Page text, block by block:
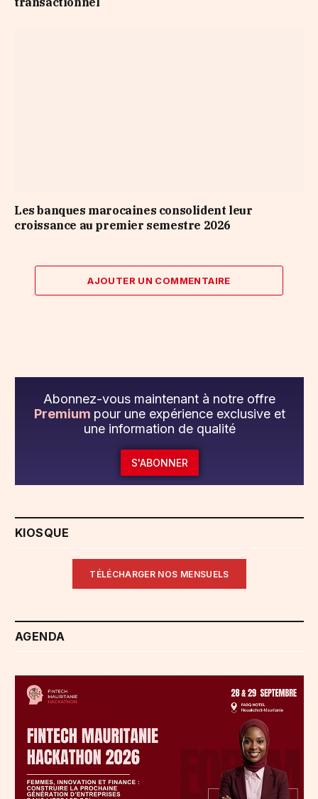
Les banques marocaines consolident leur
croissance au premier semestre 2026
AJOUTER UN COMMENTAIRE
Abonnez-vous maintenant à notre offre
Premium pour une expérience exclusive et
une information de qualité
S'ABONNER
KIOSQUE
TÉLÉCHARGER NOS MENSUELS
AGENDA